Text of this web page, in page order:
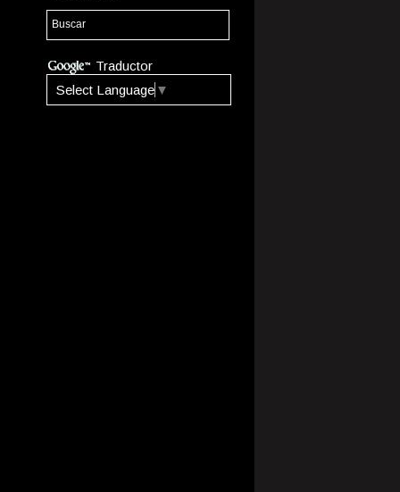
Traductor
Select Language ▼